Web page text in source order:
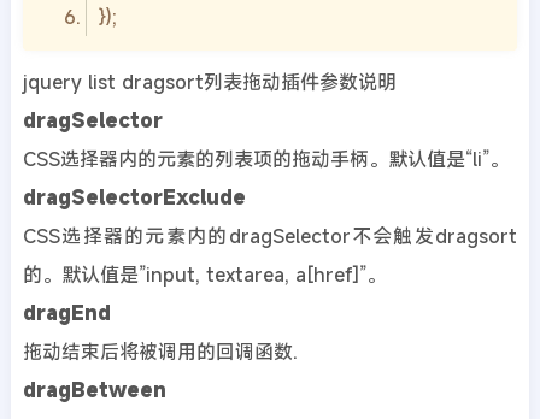
jquery list dragsort列表拖动插件参数说明
dragSelector
CSS选择器内的元素的列表项的拖动手柄。默认值是“li”。
dragSelectorExclude
CSS选择器的元素内的dragSelector不会触发dragsort
的。默认值是”input, textarea, a[href]”。
dragEnd
拖动结束后将被调用的回调函数.
dragBetween